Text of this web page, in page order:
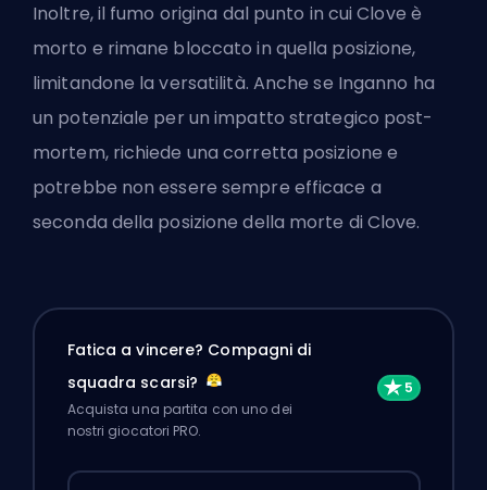
Inoltre, il fumo origina dal punto in cui Clove è
morto e rimane bloccato in quella posizione,
limitandone la versatilità. Anche se Inganno ha
un potenziale per un impatto strategico post-
mortem, richiede una corretta posizione e
potrebbe non essere sempre efficace a
seconda della posizione della morte di Clove.
Fatica a vincere? Compagni di
squadra scarsi?
Acquista una partita con uno dei
nostri giocatori PRO.